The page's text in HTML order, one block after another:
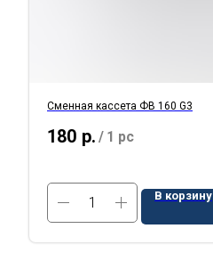
Сменная кассета ФВ 160 G3
180 р. / 1 pc
В корзину